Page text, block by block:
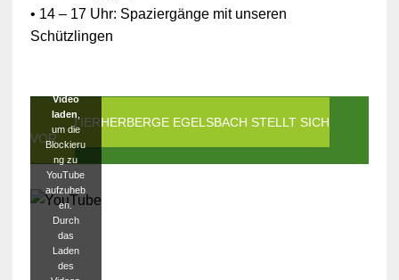
• 14 – 17 Uhr: Spaziergänge mit unseren
Schützlingen
DIE TIERHERBERGE EGELSBACH STELLT SICH
VOR
g zu
blockiert
Video
laden
um die
Blockieru
ng zu
YouTube
aufzuheb
en.
Durch
das
Laden
des